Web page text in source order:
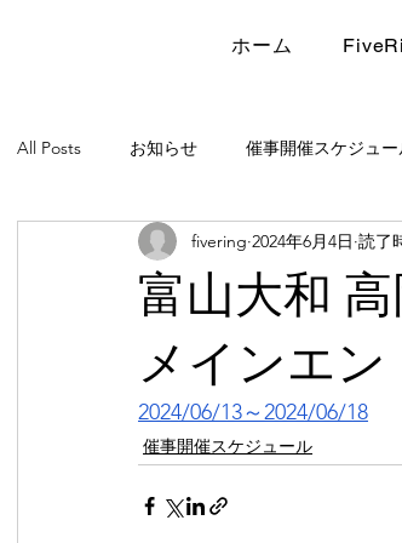
ホーム
All Posts お知らせ 催事開催スケジュー
富山大和
メインエ
fivering 2024年6月4日 読了
2024/06/13～2024/06/18
催事開催スケジュール